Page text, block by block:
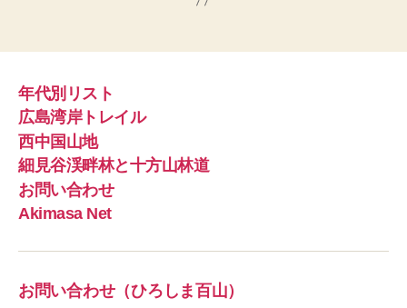
年代別リスト
広島湾岸トレイル
西中国山地
細見谷渓畔林と十方山林道
お問い合わせ
Akimasa Net
お問い合わせ（ひろしま百山）